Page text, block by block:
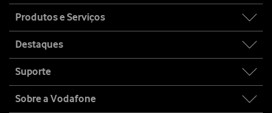
map
Produtos e Serviços
Destaques
Suporte
Sobre a Vodafone